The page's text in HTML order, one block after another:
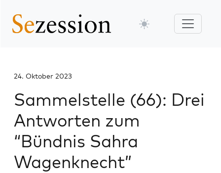
24. Oktober 2023
Sammelstelle (66): Drei
Antworten zum
“Bündnis Sahra
Wagenknecht”